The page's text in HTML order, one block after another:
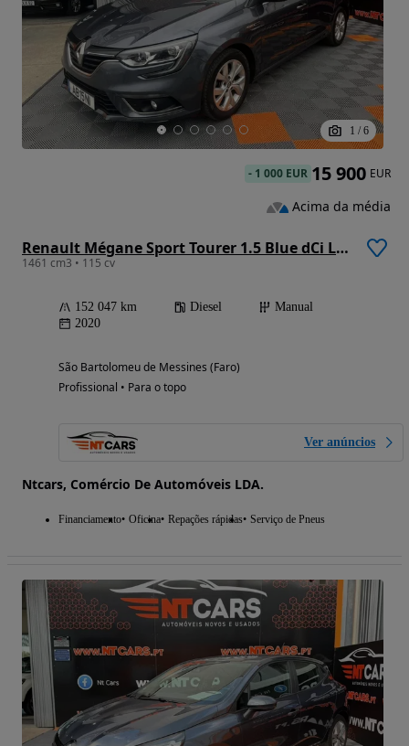
1 / 6
Renault Mégane Sport Tourer 1.5 Blue dCi Limited
1461 cm3 • 115 cv
152 047 km Diesel
Manual
2020
São Bartolomeu de Messines (Faro)
Profissional • Para o topo
Ver anúncios
Ntcars, Comércio De Automóveis LDA.
Financiamento Oficina Repações rápidas Serviço de Pneus
- 1 000 EUR 15 900 EUR
Acima da média